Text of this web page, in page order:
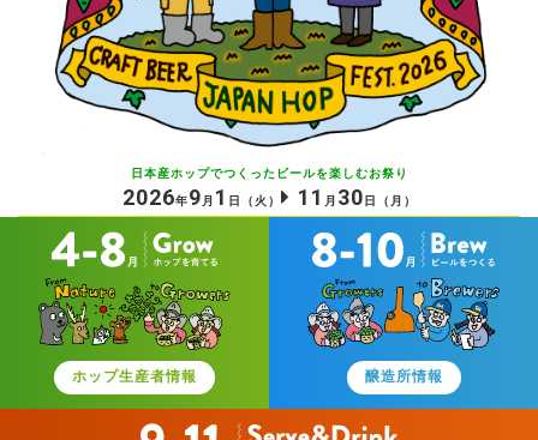
日本産ホップでつくったビールを楽しむお祭り
2026年9 月 1 日 （火） 11 月 30 日 （月）
ホップ生産者情報 醸造所情報